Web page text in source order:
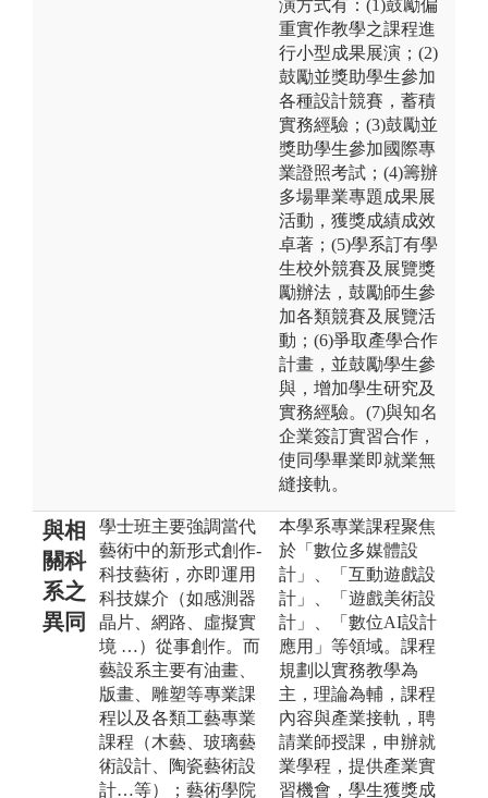
演方式有：(1)鼓勵偏
重實作教學之課程進
行小型成果展演；(2)
鼓勵並獎助學生參加
各種設計競賽，蓄積
實務經驗；(3)鼓勵並
獎助學生參加國際專
業證照考試；(4)籌辦
多場畢業專題成果展
活動，獲獎成績成效
卓著；(5)學系訂有學
生校外競賽及展覽獎
勵辦法，鼓勵師生參
加各類競賽及展覽活
動；(6)爭取產學合作
計畫，並鼓勵學生參
與，增加學生研究及
實務經驗。(7)與知名
企業簽訂實習合作，
使同學畢業即就業無
縫接軌。
與相
關科
系之
異同
學士班主要強調當代
藝術中的新形式創作-
科技藝術，亦即運用
科技媒介（如感測器
晶片、網路、虛擬實
境 …）從事創作。而
藝設系主要有油畫、
版畫、雕塑等專業課
程以及各類工藝專業
課程（木藝、玻璃藝
術設計、陶瓷藝術設
計…等）；藝術學院
本學系專業課程聚焦
於「數位多媒體設
計」、「互動遊戲設
計」、「遊戲美術設
計」、「數位AI設計
應用」等領域。課程
規劃以實務教學為
主，理論為輔，課程
內容與產業接軌，聘
請業師授課，申辦就
業學程，提供產業實
習機會，學生獲獎成